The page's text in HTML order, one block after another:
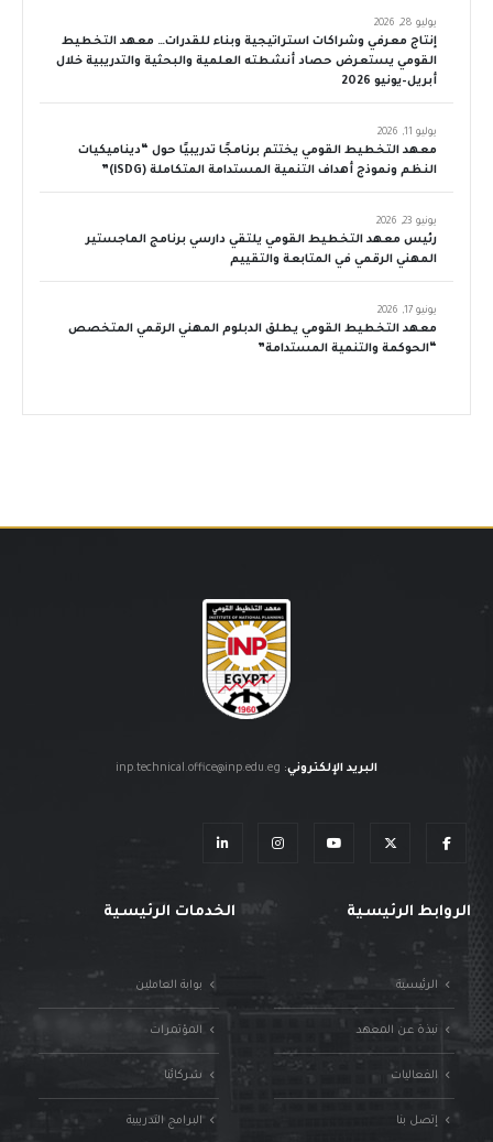
إنتاج معرفي وشراكات استراتيجية وبناء للقدرات… معهد التخطيط
القومي يستعرض حصاد أنشطته العلمية والبحثية والتدريبية خلال
أبريل–يونيو 2026
يوليو 28, 2026
معهد التخطيط القومي يختتم برنامجًا تدريبيًا حول “ديناميكيات
النظم ونموذج أهداف التنمية المستدامة المتكاملة (iSDG)”
يوليو 11, 2026
رئيس معهد التخطيط القومي يلتقي دارسي برنامج الماجستير
المهني الرقمي في المتابعة والتقييم
يونيو 23, 2026
معهد التخطيط القومي يطلق الدبلوم المهني الرقمي المتخصص
“الحوكمة والتنمية المستدامة”
يونيو 17, 2026
البريد الإلكتروني:
inp.technical.office@inp.edu.eg
الروابط الرئيسية
الرئيسية
نبذة عن المعهد
الفعاليات
إتصل بنا
الخدمات الرئيسية
بوابة العاملين
المؤتمرات
شركائنا
البرامج التدريبية